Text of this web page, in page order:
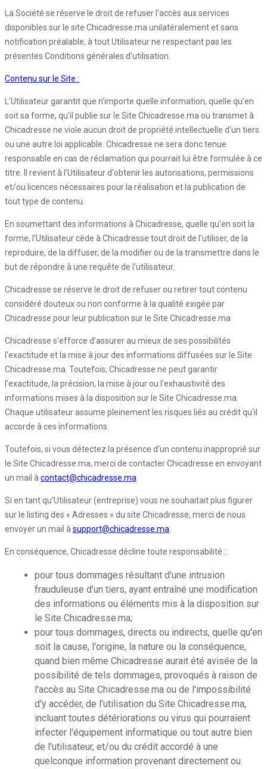
La Société se réserve le droit de refuser l'accès aux services
disponibles sur le site Chicadresse.ma unilatéralement et sans
notification préalable, à tout Utilisateur ne respectant pas les
présentes Conditions générales d'utilisation.
Contenu sur le Site :
L'Utilisateur garantit que n'importe quelle information, quelle qu'en
soit sa forme, qu'il publie sur le Site Chicadresse.ma ou transmet à
Chicadresse ne viole aucun droit de propriété intellectuelle d'un tiers
ou une autre loi applicable. Chicadresse ne sera donc tenue
responsable en cas de réclamation qui pourrait lui être formulée à ce
titre. Il revient à l’Utilisateur d'obtenir les autorisations, permissions
et/ou licences nécessaires pour la réalisation et la publication de
tout type de contenu.
En soumettant des informations à Chicadresse, quelle qu'en soit la
forme, l'Utilisateur cède à Chicadresse tout droit de l'utiliser, de la
reproduire, de la diffuser, de la modifier ou de la transmettre dans le
but de répondre à une requête de l'utilisateur.
Chicadresse se réserve le droit de refuser ou retirer tout contenu
considéré douteux ou non conforme à la qualité exigée par
Chicadresse pour leur publication sur le Site Chicadresse.ma
Chicadresse s'efforce d'assurer au mieux de ses possibilités
l'exactitude et la mise à jour des informations diffusées sur le Site
Chicadresse.ma. Toutefois, Chicadresse ne peut garantir
l'exactitude, la précision, la mise à jour ou l'exhaustivité des
informations mises à la disposition sur le Site Chicadresse.ma.
Chaque utilisateur assume pleinement les risques liés au crédit qu'il
accorde à ces informations.
Toutefois, si vous détectez la présence d'un contenu inapproprié sur
le Site Chicadresse.ma, merci de contacter Chicadresse en envoyant
un mail àcontact@chicadresse.ma
Si en tant qu’Utilisateur (entreprise) vous ne souhaitait plus figurer
sur le listing des « Adresses » du site Chicadresse, merci de nous
envoyer un mail àsupport@chicadresse.ma
En conséquence, Chicadresse décline toute responsabilité :
pour tous dommages résultant d'une intrusion
frauduleuse d'un tiers, ayant entraîné une modification
des informations ou éléments mis à la disposition sur
le Site Chicadresse.ma;
pour tous dommages, directs ou indirects, quelle qu'en
soit la cause, l'origine, la nature ou la conséquence,
quand bien même Chicadresse aurait été avisée de la
possibilité de tels dommages, provoqués à raison de
l'accès au Site Chicadresse.ma ou de l'impossibilité
d'y accéder, de l'utilisation du Site Chicadresse.ma,
incluant toutes détériorations ou virus qui pourraient
infecter l'équipement informatique ou tout autre bien
de l'utilisateur, et/ou du crédit accordé à une
quelconque information provenant directement ou